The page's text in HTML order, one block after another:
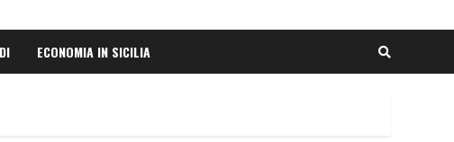
ECONOMIA IN SICILIA